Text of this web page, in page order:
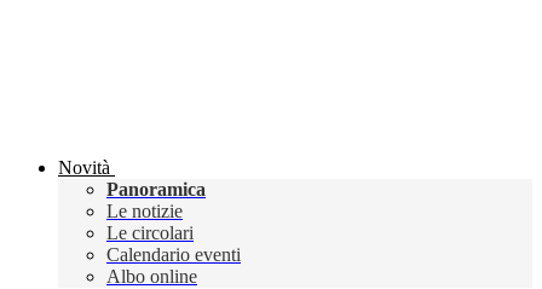
Novità
Panoramica
Le notizie
Le circolari
Calendario eventi
Albo online